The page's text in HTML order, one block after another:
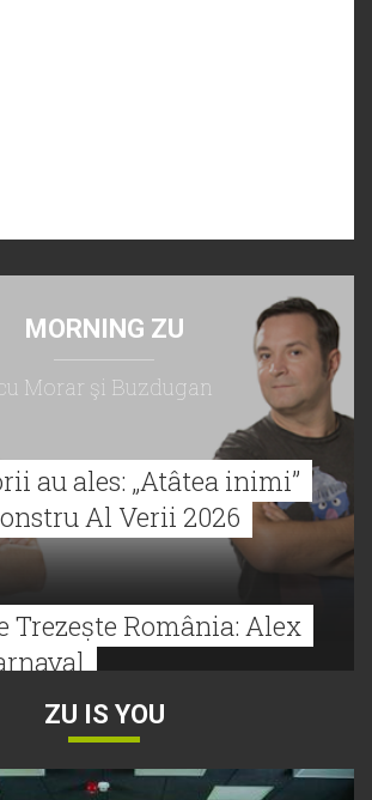
MORNING ZU
Morar şi Buzdugan
au ales: „Atâtea inimi”
Al Verii 2026
Trezește România: Alex
la Hitul Monstru Al
ZU IS YOU